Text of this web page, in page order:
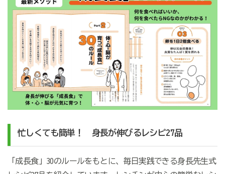
忙しくても簡単！ 身長が伸びるレシピ27品
「成長食」30のルールをもとに、毎日実践できる身長先生式